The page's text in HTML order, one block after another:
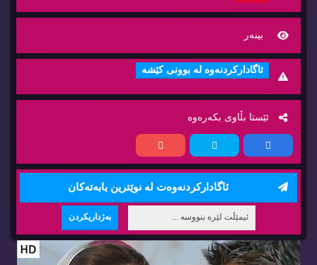
بینه‌ر
ئاگاداركردنه‌وه‌ له‌ بوونی كێشه‌
ئێستا بڵاوی بكه‌ره‌وه‌
ئاگاداركردنه‌وه‌ت له‌ نوێترین بابه‌ته‌كان